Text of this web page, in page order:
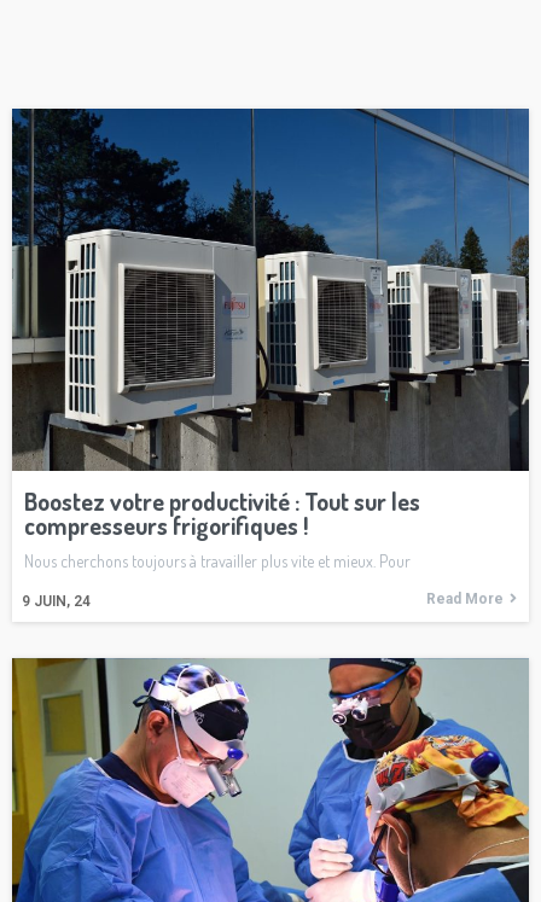
Boostez votre productivité : Tout sur les
compresseurs frigorifiques !
9 JUIN, 24
Nous cherchons toujours à travailler plus vite et mieux. Pour
Read More